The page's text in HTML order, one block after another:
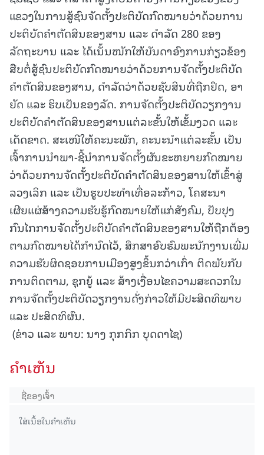
ແຂວງໃນການສູ້ຊົນຈັດຕັ້ງປະຕິບັດກົດໝາຍວ່າດ້ວຍການ
ປະຕິບັດຄຳຕັດສິນຂອງສານ ແລະ ດຳລັດ 280 ຂອງ
ລັດຖະບານ ແລະ ໄດ້ເນັ້ນໜັກໃຫ້ບັນດາອົງການກ່ຽວຂ້ອງ
ສືບຕໍ່ສູ້ຊົນປະຕິບັດກົດໝາຍວ່າດ້ວຍການຈັດຕັ້ງປະຕິບັດ
ຄໍາຕັດສິນຂອງສານ, ດໍາລັດວ່າດ້ວຍຊັບສິນທີ່ຖືກຢຶດ, ອາ
ຍັດ ແລະ ຮິບເປັນຂອງລັດ. ການຈັດຕັ້ງປະຕິບັດວຽກງານ
ປະຕິບັດຄໍາຕັດສິນຂອງສານແຕ່ລະຂັ້ນໃຫ້ເຂັ້ມງວດ ແລະ
ເດັດຂາດ. ສະເໜີໃຫ້ຄະນະພັກ, ຄະນະນຳແຕ່ລະຂັ້ນ ເປັນ
ເຈົ້າການນຳພາ-ຊີ້ນຳການຈັດຕັ້ງຜັນຂະຫຍາຍກົດໝາຍ
ວ່າດ້ວຍການຈັດຕັ້ງປະຕິບັດຄຳຕັດສິນຂອງສານໃຫ້ເຂົ້າສູ່
ລວງເລິກ ແລະ ເປັນຮູບປະທຳເທື່ອລະກ້າວ, ໂຄສະນາ
ເຜີຍແຜ່ສ້າງຄວາມຮັບຮູ້ກົດໝາຍໃຫ້ແກ່ສັງຄົມ, ປັບປຸງ
ກົນໄກການຈັດຕັ້ງປະຕິບັດຄຳຕັດສິນຂອງສານໃຫ້ຖືກຕ້ອງ
ຕາມກົດໝາຍໄດ້ກຳນົດໄວ້, ສຶກສາອົບຮົມພະນັກງານເພີ່ມ
ຄວາມຮັບຜິດຊອບການເມືອງສູງຂຶ້ນກວ່າເກົ່າ ຕິດພັບກັບ
ການຕິດຕາມ, ຊຸກຍູ້ ແລະ ສ້າງເງື່ອນໄຂຄວາມສະດວກໃນ
ການຈັດຕັ້ງປະຕິບັດວຽກງານດັ່ງກ່າວໃຫ້ມີປະສິດທິພາບ
ແລະ ປະສິດທິຜົນ.
(ຂ່າວ ແລະ ພາບ: ນາງ ກຸກກິກ ບຸດດາໄຊ)
ຄໍາເຫັນ